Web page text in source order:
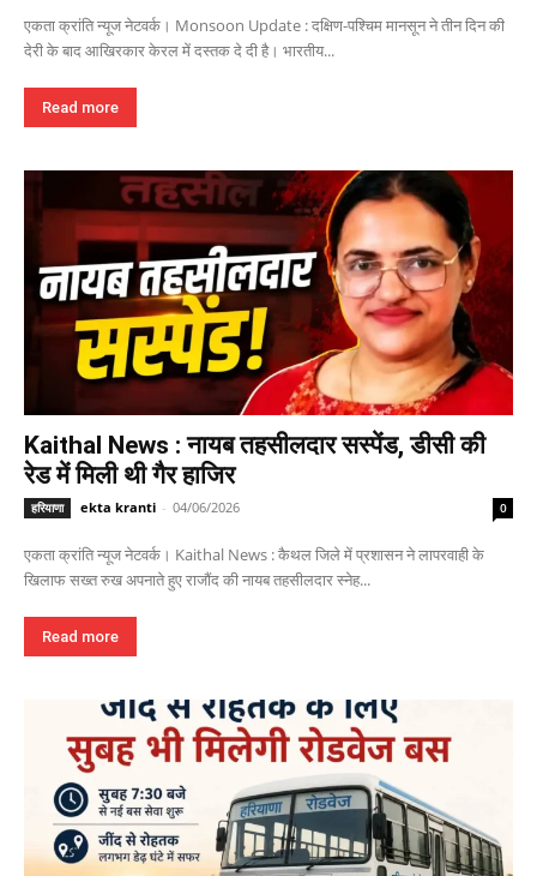
एकता क्रांति न्यूज नेटवर्क। Monsoon Update : दक्षिण-पश्चिम मानसून ने तीन दिन की
देरी के बाद आखिरकार केरल में दस्तक दे दी है। भारतीय...
Read more
Kaithal News : नायब तहसीलदार सस्पेंड, डीसी की
रेड में मिली थी गैर हाजिर
हरियाणा ekta kranti - 04/06/2026 0
एकता क्रांति न्यूज नेटवर्क। Kaithal News : कैथल जिले में प्रशासन ने लापरवाही के
खिलाफ सख्त रुख अपनाते हुए राजौंद की नायब तहसीलदार स्नेह...
Read more